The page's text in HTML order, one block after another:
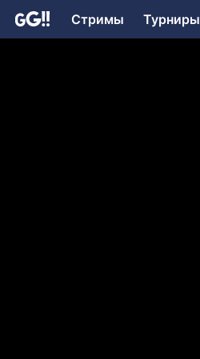
Стримы Турниры